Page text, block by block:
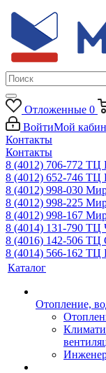
Отложенные 0
ВойтиМой
Контакты
Контакты
8 (4012) 706-772 ТЦ
8 (4012) 652-746 ТЦ
8 (4012) 998-030
8 (4012) 998-225
8 (4012) 998-167
8 (4014) 131-790 ТЦ
8 (4016) 142-506 ТЦ
8 (4014) 566-162 ТЦ
Каталог
Отопление,